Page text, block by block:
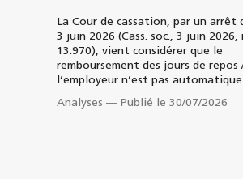
La Cour de cassation, par un arrêt
3 juin 2026 (Cass. soc., 3 juin 2026,
13.970), vient considérer que le
remboursement des jours de repos
l’employeur n’est pas automatique
Analyses — Publié le 30/07/2026